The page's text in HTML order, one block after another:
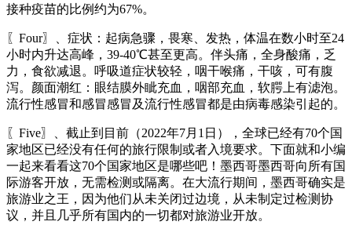
接种疫苗的比例约为67%。
〖Four〗、症状：起病急骤，畏寒、发热，体温在数小时至24
小时内升达高峰，39-40℃甚至更高。伴头痛，全身酸痛，乏
力，食欲减退。呼吸道症状较轻，咽干喉痛，干咳，可有腹
泻。颜面潮红：眼结膜外眦充血，咽部充血，软腭上有滤泡。
流行性感冒和感冒感冒及流行性感冒都是由病毒感染引起的。
〖Five〗、截止到目前（2022年7月1日），全球已经有70个国
家地区已经没有任何的旅行限制或者入境要求。下面就和小编
一起来看看这70个国家地区是哪些吧！墨西哥墨西哥向所有国
际游客开放，无需检测或隔离。在大流行期间，墨西哥确实是
旅游业之王，因为他们从未关闭过边境，从未制定过检测协
议，并且几乎所有国内的一切都对旅游业开放。